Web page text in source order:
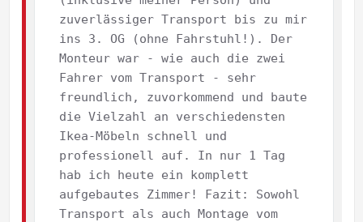
zuverlässiger Transport bis zu mir
ins 3. OG (ohne Fahrstuhl!). Der
Monteur war - wie auch die zwei
Fahrer vom Transport - sehr
freundlich, zuvorkommend und baute
die Vielzahl an verschiedensten
Ikea-Möbeln schnell und
professionell auf. In nur 1 Tag
hab ich heute ein komplett
aufgebautes Zimmer! Fazit: Sowohl
Transport als auch Montage vom